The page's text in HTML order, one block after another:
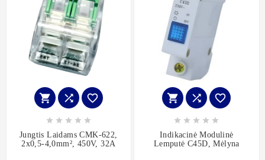
  
    
Jungtis Laidams CMK-622,
2x0,5-4,0mm², 450V, 32A
  
    
Indikacinė Modulinė
Lemputė C45D, Mėlyna